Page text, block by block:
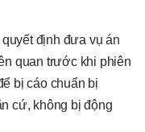
định đưa vụ án
quan trước khi phiên
bị cáo chuẩn bị
cứ, không bị động